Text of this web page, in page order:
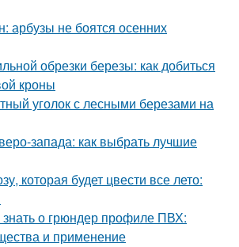
арбузы не боятся осенних
обрезки березы: как добиться
кроны
уголок с лесными березами на
запада: как выбрать лучшие
которая будет цвести все лето:
знать о грюндер профиле ПВХ:
и применение